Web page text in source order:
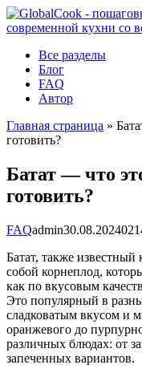
Перейти
к
Все разделы
Блог
FAQ
Автор
Главная страница »
готовить?
Батат — что
готовить?
FAQadmin30.08.20240
Батат, также известный
собой корнеплод,
как по вкусовым
Это популярный в
сладковатым вкусом и
оранжевого до
различных блюдах: от
запеченных вариантов.